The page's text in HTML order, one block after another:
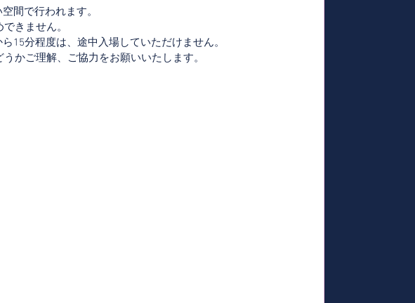
間で行われます。
きません。
15分程度は、途中入場していただけません。
かご理解、ご協力をお願いいたします。